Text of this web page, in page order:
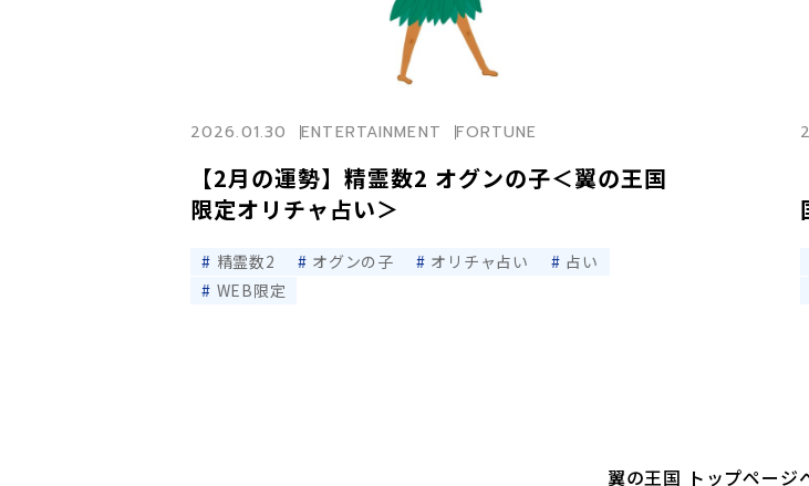
【2月の運勢】精霊数2 オグンの子＜翼の王国
限定オリチャ占い＞
2026.01.30 ENTERTAINMENT FORTUNE
精霊数2 オグンの子 オリチャ占い
占い
WEB限定
翼の王国 トップページ